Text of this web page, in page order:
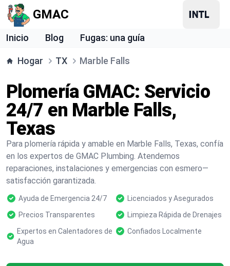
GMAC
Inicio Blog Fugas: una guía
Hogar TX Marble Falls
Plomería GMAC: Servicio
24/7 en Marble Falls,
Texas
Para plomería rápida y amable en Marble Falls, Texas, confía
en los expertos de GMAC Plumbing. Atendemos
reparaciones, instalaciones y emergencias con esmero—
satisfacción garantizada.
Ayuda de Emergencia 24/7
Licenciados y Asegurados
Precios Transparentes
Limpieza Rápida de Drenajes
Expertos en Calentadores de
Agua
Confiados Localmente